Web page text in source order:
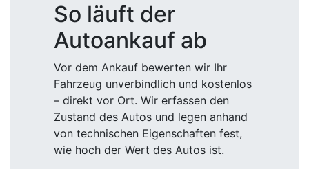
So läuft der
Autoankauf ab
Vor dem Ankauf bewerten wir Ihr
Fahrzeug unverbindlich und kostenlos
– direkt vor Ort. Wir erfassen den
Zustand des Autos und legen anhand
von technischen Eigenschaften fest,
wie hoch der Wert des Autos ist.